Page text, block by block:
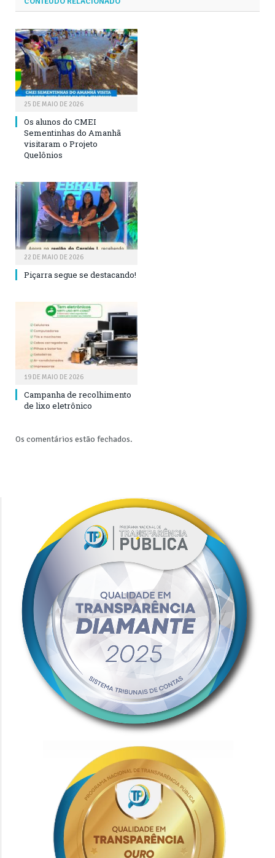
25 DE MAIO DE 2026
Os alunos do CMEI
Sementinhas do Amanhã
visitaram o Projeto
Quelônios
22 DE MAIO DE 2026
Piçarra segue se destacando!
19 DE MAIO DE 2026
Campanha de recolhimento
de lixo eletrônico
Os comentários estão fechados.